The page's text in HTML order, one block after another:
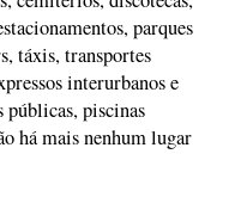
parques
táxis, transportes
interurbanos e
públicas, piscinas
há mais nenhum lugar